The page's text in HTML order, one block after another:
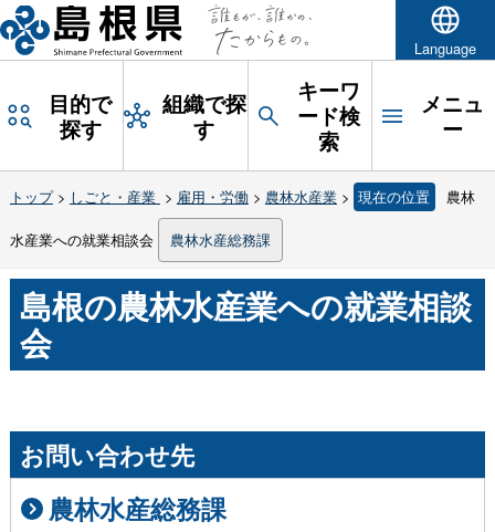
Language
目的で
探す
組織で探
す
キーワ
ード検
索
メニュ
ー
トップ> しごと・産業 > 雇用・労働 > 農林水産業> 現在の位置 農林
水産業への就業相談会 農林水産総務課
島根の農林水産業への就業相談
会
お問い合わせ先
農林水産総務課